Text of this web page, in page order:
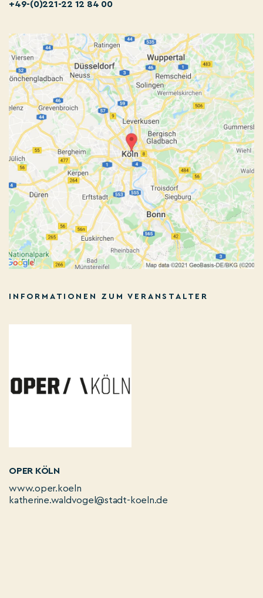
+49-(0)221-22 12 84 00
INFORMATIONEN ZUM VERANSTALTER
OPER KÖLN
www.oper.koeln
katherine.waldvogel@stadt-koeln.de